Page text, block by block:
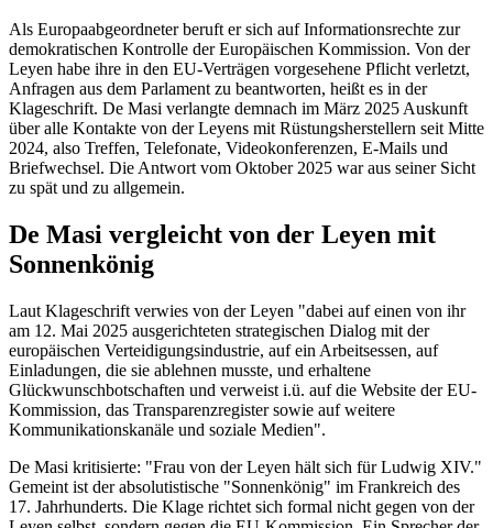
Als Europaabgeordneter beruft er sich auf Informationsrechte zur
demokratischen Kontrolle der Europäischen Kommission. Von der
Leyen habe ihre in den EU-Verträgen vorgesehene Pflicht verletzt,
Anfragen aus dem Parlament zu beantworten, heißt es in der
Klageschrift. De Masi verlangte demnach im März 2025 Auskunft
über alle Kontakte von der Leyens mit Rüstungsherstellern seit Mitte
2024, also Treffen, Telefonate, Videokonferenzen, E-Mails und
Briefwechsel. Die Antwort vom Oktober 2025 war aus seiner Sicht
zu spät und zu allgemein.
De Masi vergleicht von der Leyen mit
Sonnenkönig
Laut Klageschrift verwies von der Leyen "dabei auf einen von ihr
am 12. Mai 2025 ausgerichteten strategischen Dialog mit der
europäischen Verteidigungsindustrie, auf ein Arbeitsessen, auf
Einladungen, die sie ablehnen musste, und erhaltene
Glückwunschbotschaften und verweist i.ü. auf die Website der EU-
Kommission, das Transparenzregister sowie auf weitere
Kommunikationskanäle und soziale Medien".
De Masi kritisierte: "Frau von der Leyen hält sich für Ludwig XIV."
Gemeint ist der absolutistische "Sonnenkönig" im Frankreich des
17. Jahrhunderts. Die Klage richtet sich formal nicht gegen von der